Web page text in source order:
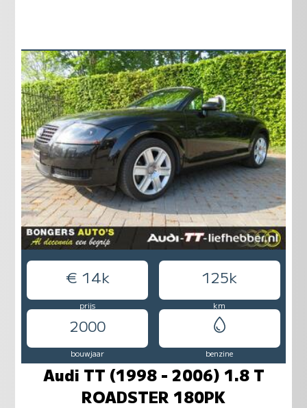
€ 14k 125k
prijs km
2000
bouwjaar benzine
Audi TT (1998 - 2006) 1.8 T
ROADSTER 180PK